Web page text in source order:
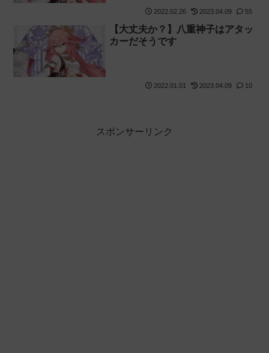
2022.02.26 2023.04.09 55
【大丈夫か？】八重神子はアタッ
カーだそうです
2022.01.01 2023.04.09 10
スポンサーリンク